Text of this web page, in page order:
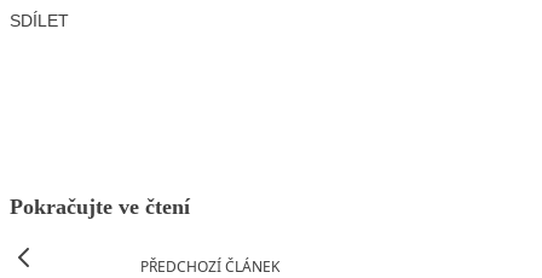
SDÍLET
Pokračujte ve čtení
PŘEDCHOZÍ ČLÁNEK